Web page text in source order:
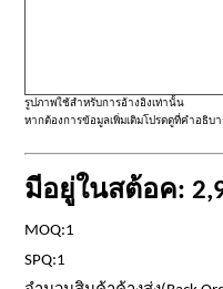
รูปภาพใช้สำหรับการอ้างอิงเท่านั้น
หากต้องการข้อมูลเพิ่มเติมโปรดดูที่คำอธิบ
มีอยู่ในสต้อค:
MOQ:1
SPQ:1